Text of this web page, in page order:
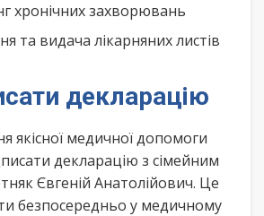
хронічних захворювань
та видача лікарняних листів
декларацію
якісної медичної допомоги
декларацію з сімейним
Євгеній Анатолійович. Це
безпосередньо у медичному